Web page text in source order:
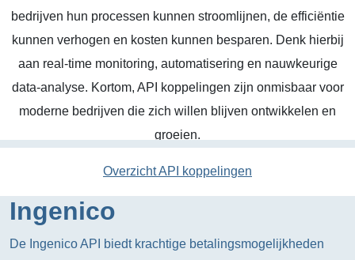
bedrijven hun processen kunnen stroomlijnen, de efficiëntie
kunnen verhogen en kosten kunnen besparen. Denk hierbij
aan real-time monitoring, automatisering en nauwkeurige
data-analyse. Kortom, API koppelingen zijn onmisbaar voor
moderne bedrijven die zich willen blijven ontwikkelen en
groeien.
Overzicht API koppelingen
Ingenico
De Ingenico API biedt krachtige betalingsmogelijkheden